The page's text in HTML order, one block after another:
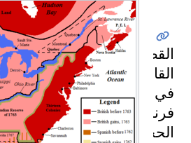
القضايا
القانونية
في
فرنسا
الحجديدة